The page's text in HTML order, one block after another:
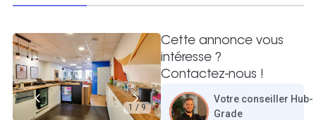
1 / 9
Cette annonce vous
intéresse ?
Contactez-nous !
Votre conseiller Hub-
Grade